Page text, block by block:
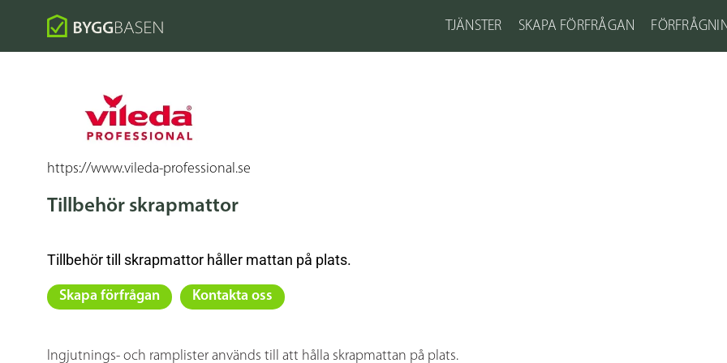
TJÄNSTER SKAPA FÖRFRÅGAN
https://www.vileda-professional.se
Tillbehör skrapmattor
Tillbehör till skrapmattor håller mattan på plats.
Skapa förfrågan Kontakta oss
Ingjutnings- och ramplister används till att hålla skrapmattan på plats.